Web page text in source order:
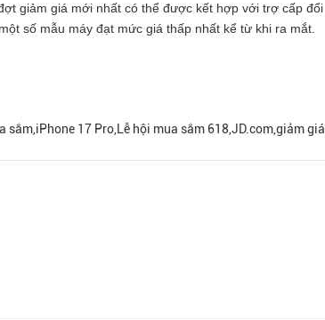
giảm giá mới nhất có thể được kết hợp với trợ cấp đổi
số mẫu máy đạt mức giá thấp nhất kể từ khi ra mắt.
sắm,iPhone 17 Pro,Lễ hội mua sắm 618,JD.com,giảm giá